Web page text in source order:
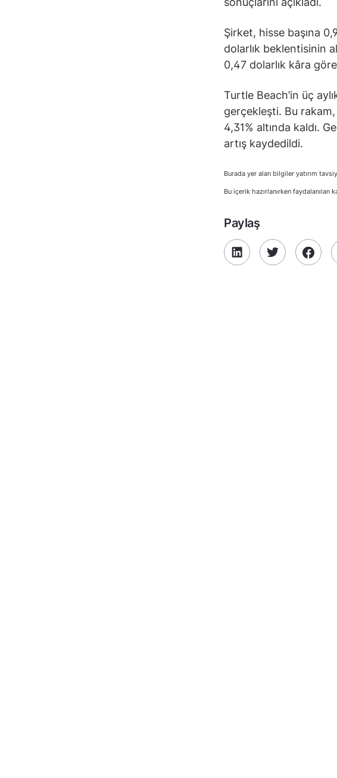
Şirket, hisse başına
dolarlık beklentisinin
0,47 dolarlık kâra
Turtle Beach’in üç
gerçekleşti. Bu
4,31% altında kaldı.
artış kaydedildi.
Burada yer alan bilgiler yatırım
Bu içerik hazırlanırken faydalanılan
Paylaş